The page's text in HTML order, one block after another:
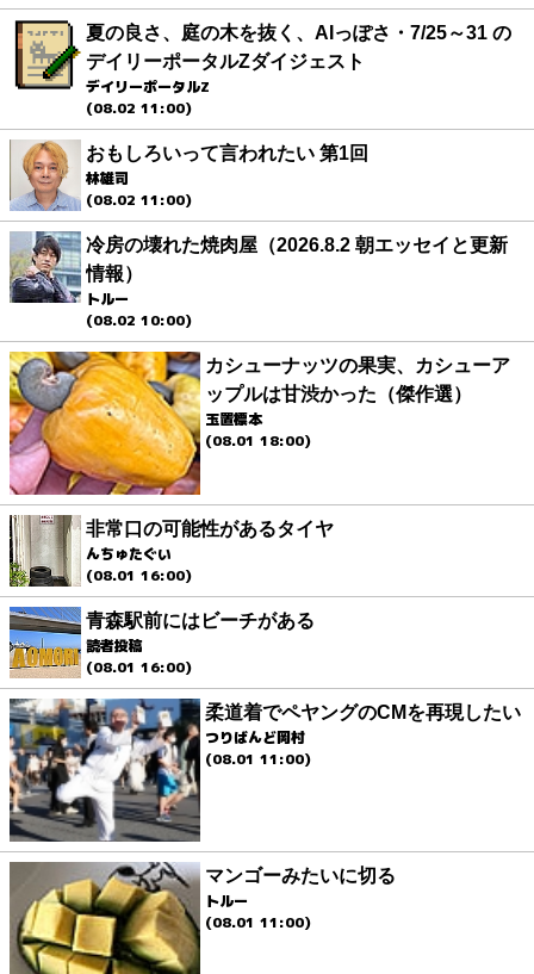
夏の良さ、庭の木を抜く、AIっぽさ・7/25～31 の
デイリーポータルZダイジェスト
デイリーポータルZ
(08.02 11:00)
おもしろいって言われたい 第1回
林雄司
(08.02 11:00)
冷房の壊れた焼肉屋（2026.8.2 朝エッセイと更新
情報）
トルー
(08.02 10:00)
カシューナッツの果実、カシューア
ップルは甘渋かった（傑作選）
玉置標本
(08.01 18:00)
非常口の可能性があるタイヤ
んちゅたぐい
(08.01 16:00)
青森駅前にはビーチがある
読者投稿
(08.01 16:00)
柔道着でペヤングのCMを再現したい
つりばんど岡村
(08.01 11:00)
マンゴーみたいに切る
トルー
(08.01 11:00)